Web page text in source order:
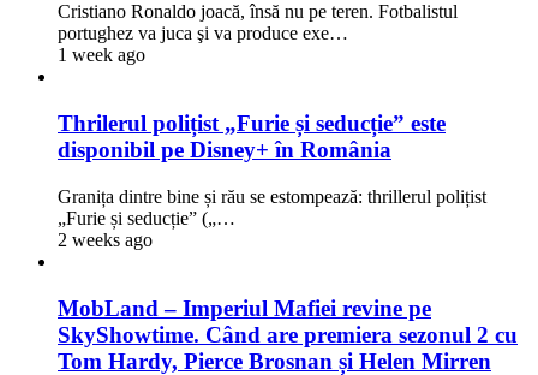
Cristiano Ronaldo joacă, însă nu pe teren. Fotbalistul
portughez va juca şi va produce exe…
1 week ago
Thrilerul polițist „Furie și seducție” este
disponibil pe Disney+ în România
Granița dintre bine și rău se estompează: thrillerul polițist
„Furie și seducție” („…
2 weeks ago
MobLand – Imperiul Mafiei revine pe
SkyShowtime. Când are premiera sezonul 2 cu
Tom Hardy, Pierce Brosnan și Helen Mirren